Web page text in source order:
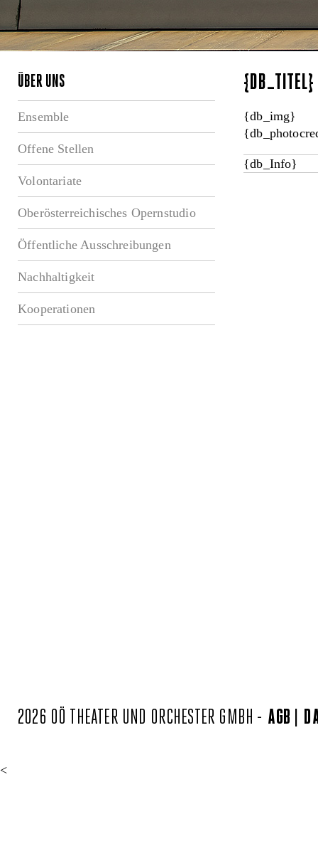
ÜBER UNS
Ensemble
Offene Stellen
Volontariate
Oberösterreichisches Opernstudio
Öffentliche Ausschreibungen
Nachhaltigkeit
Kooperationen
{DB_TITEL}
{db_img}
{db_Info}
2026 OÖ THEATER UND ORCHESTER GMBH - AGB
<